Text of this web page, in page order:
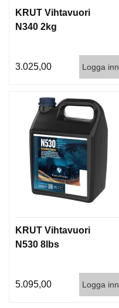
KRUT Vihtavuori
N340 2kg
3.025,00 Logga inn
KRUT Vihtavuori
N530 8lbs
5.095,00 Logga inn